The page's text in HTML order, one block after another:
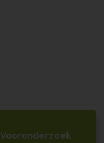
Vooronderzoek